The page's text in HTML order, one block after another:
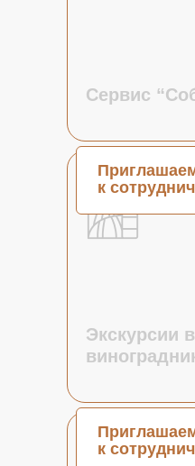
Сервис
Экскурсии
к
к